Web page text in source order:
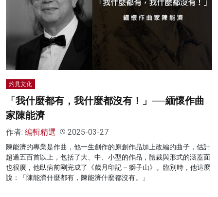
名家榜
灼見活動
灼見文化
「我什麼都有，我什麼都沒有！」──緬懷作曲
家陳能濟
作者: 編輯精選 2025-03-27
陳能濟的專業是作曲，他一生創作的原創作品加上改編的曲子，估計
超過五百首以上，包括了大、中、小型的作品，體裁與形式的涵蓋面
也很廣，他臥病前剛完成了《歲月印記 – 獅子山》。臨別時，他這麼
說：「陳能濟什麼都有，陳能濟什麼都沒有。」